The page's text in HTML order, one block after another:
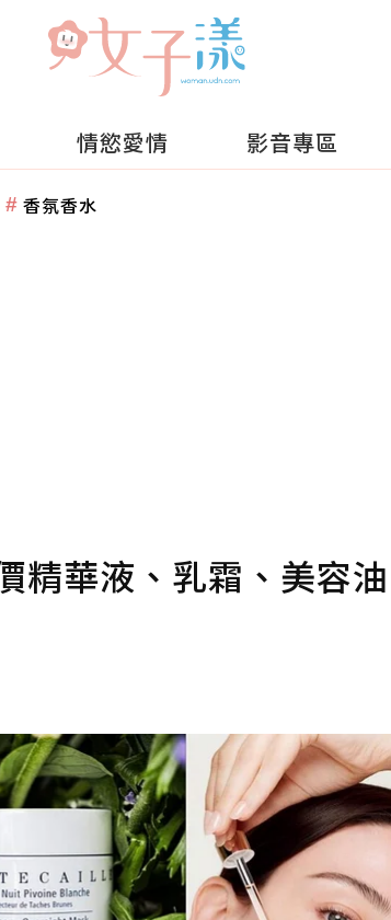
情慾愛情 影音專區
香氛香水
精華液、乳霜、美容